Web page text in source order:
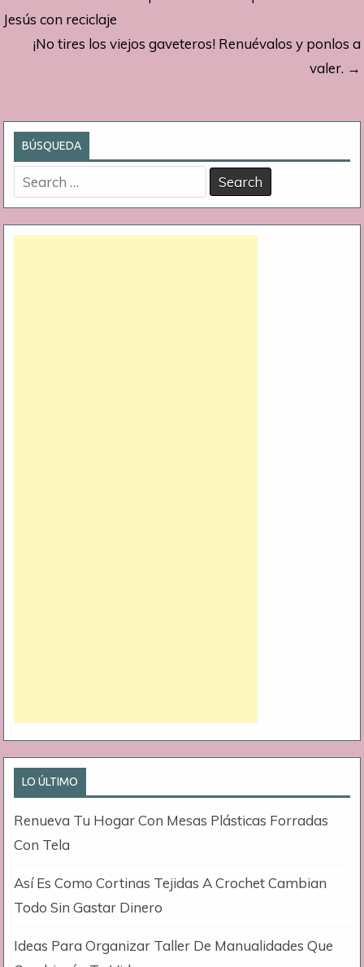
de
entradas
Jesús con reciclaje
¡No tires los viejos gaveteros! Renuévalos y ponlos a
valer. →
BÚSQUEDA
Search
for:
LO ÚLTIMO
Renueva Tu Hogar Con Mesas Plásticas Forradas
Con Tela
Así Es Como Cortinas Tejidas A Crochet Cambian
Todo Sin Gastar Dinero
Ideas Para Organizar Taller De Manualidades Que